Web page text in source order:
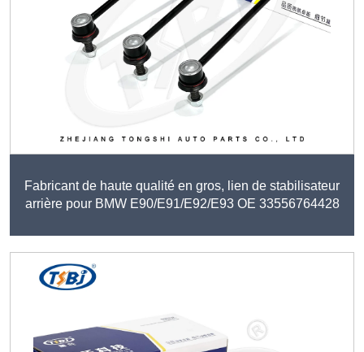
Fabricant de haute qualité en gros, lien de stabilisateur
arrière pour BMW E90/E91/E92/E93 OE 33556764428